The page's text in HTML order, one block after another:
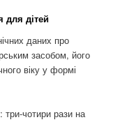
для дітей
даних про
засобом, його
віку у формі
три-чотири рази на